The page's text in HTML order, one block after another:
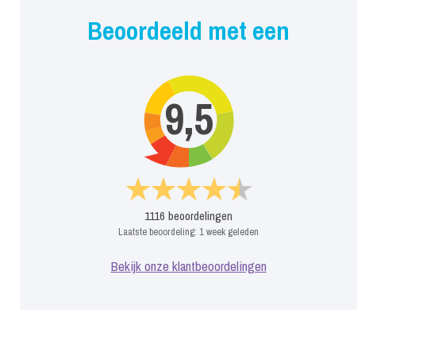
Beoordeeld met een
9,5
1116 beoordelingen
Laatste beoordeling: 1 week geleden
Bekijk onze klantbeoordelingen